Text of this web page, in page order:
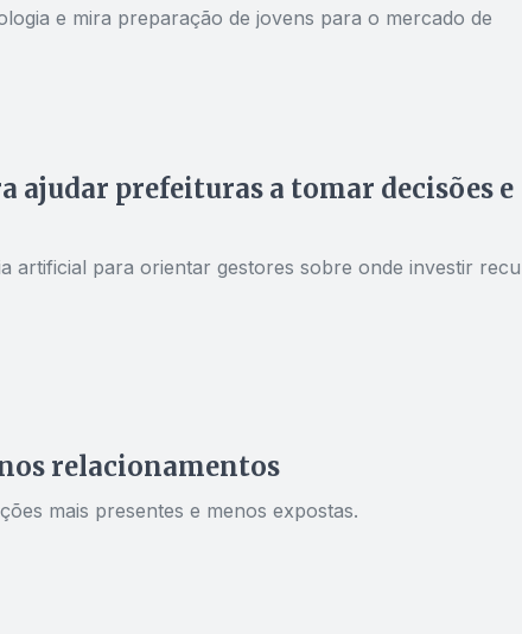
e mira preparação de jovens para o mercado de
ajudar prefeituras a tomar decisões e
artificial para orientar gestores sobre onde investir
relacionamentos
mais presentes e menos expostas.